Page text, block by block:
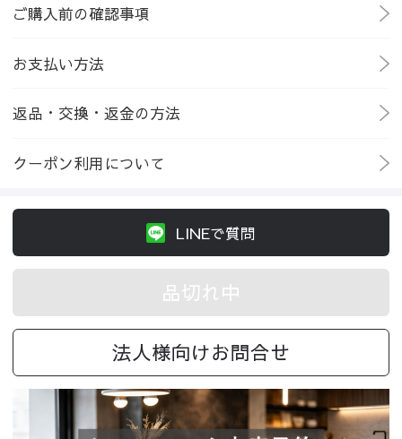
ご購入前の確認事項
お支払い方法
返品・交換・返金の方法
クーポン利用について
LINEで質問
品切れ中
法人様向けお問合せ